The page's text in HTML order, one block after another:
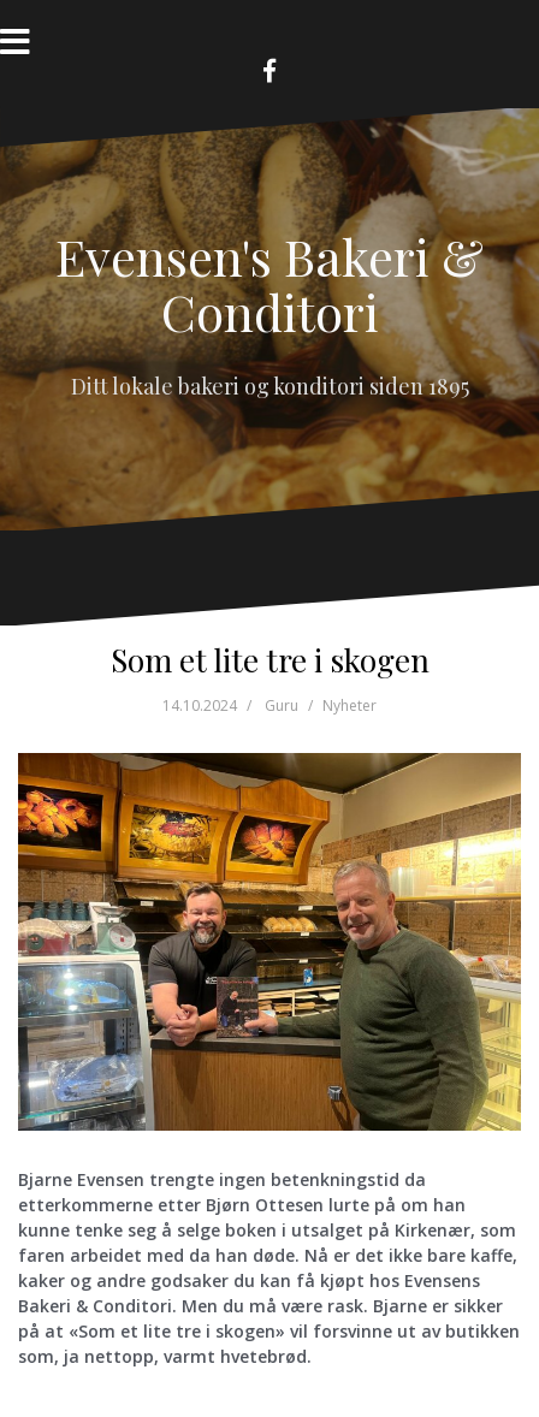
to
content
FB
Evensen's Bakeri &
Conditori
Ditt lokale bakeri og konditori siden 1895
Som et lite tre i skogen
14.10.2024 Guru Nyheter
Bjarne Evensen trengte ingen betenkningstid da
etterkommerne etter Bjørn Ottesen lurte på om han
kunne tenke seg å selge boken i utsalget på Kirkenær, som
faren arbeidet med da han døde. Nå er det ikke bare kaffe,
kaker og andre godsaker du kan få kjøpt hos Evensens
Bakeri & Conditori. Men du må være rask. Bjarne er sikker
på at «Som et lite tre i skogen» vil forsvinne ut av butikken
som, ja nettopp, varmt hvetebrød.